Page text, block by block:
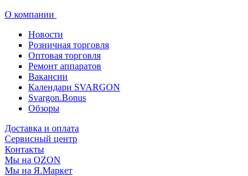
О компании
Новости
Розничная торговля
Оптовая торговля
Ремонт аппаратов
Вакансии
Календари SVARGON
Svargon.Bonus
Обзоры
Доставка и оплата
Сервисный центр
Контакты
Мы на OZON
Мы на Я.Маркет